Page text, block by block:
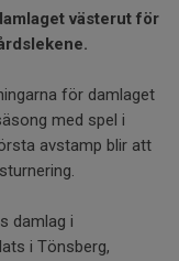
västerut för
för damlaget
med spel i
avstamp blir att
damlag i
i Tönsberg,